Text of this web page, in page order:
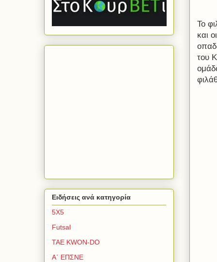
Το
και
του
Ειδήσεις ανά κατηγορία
5Χ5
Futsal
TAE KWON-DO
Α΄ ΕΠΣΝΕ